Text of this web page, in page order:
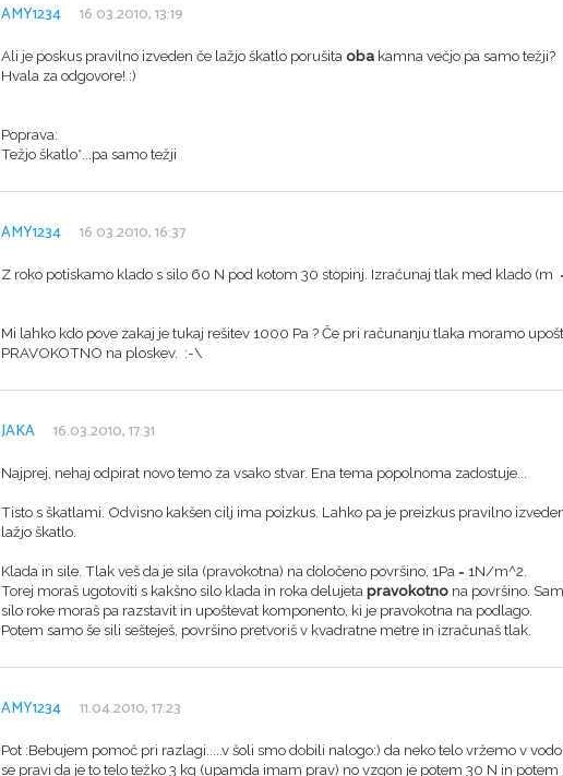
AMY1234 16.03.2010, 13:19
Ali je poskus pravilno izveden če lažjo škatlo porušita obakamna večjo pa samo težji?
Hvala za odgovore! :)
Poprava:
Težjo škatlo*...pa samo težji
AMY1234 16.03.2010, 16:37
Z roko potiskamo klado s silo 60 N pod kotom 30 stopinj. Izračunaj tlak med klado (m
Mi lahko kdo pove zakaj je tukaj rešitev 1000 Pa ? Če pri računanju tlaka moramo
PRAVOKOTNO na ploskev. :-\
JAKA 16.03.2010, 17:31
Najprej, nehaj odpirat novo temo za vsako stvar. Ena tema popolnoma zadostuje...
Tisto s škatlami. Odvisno kakšen cilj ima poizkus. Lahko pa je preizkus pravilno
lažjo škatlo.
Klada in sile. Tlak veš da je sila (pravokotna) na določeno površino, 1Pa = 1N/m^2.
Torej moraš ugotoviti s kakšno silo klada in roka delujeta pravokotnona površino.
silo roke moraš pa razstavit in upoštevat komponento, ki je pravokotna na podlago.
Potem samo še sili sešteješ, površino pretvoriš v kvadratne metre in izračunaš tlak.
AMY1234 11.04.2010, 17:23
Pot :Bebujem pomoč pri razlagi.....v šoli smo dobili nalogo:) da neko telo vržemo v
se pravi da je to telo težko 3 kg (upamda imam prav) no vzgon je potem 30 N in